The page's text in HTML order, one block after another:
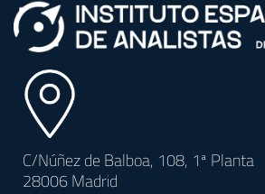
C/Núñez de Balboa, 108, 1ª Planta
28006 Madrid